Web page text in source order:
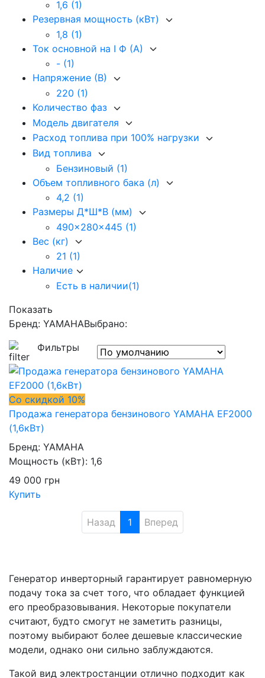
1,6 (1)
Резервная мощность (кВт)
1,8 (1)
Ток основной на I Ф (А)
- (1)
Напряжение (В)
220 (1)
Количество фаз
Модель двигателя
Расход топлива при 100% нагрузки
Вид топлива
Бензиновый (1)
Объем топливного бака (л)
4,2 (1)
Размеры Д*Ш*В (мм)
490x280x445 (1)
Вес (кг)
21 (1)
Наличие
Есть в наличии(1)
Показать
Бренд: YAMAHAВыбрано:
Фильтры
Со скидкой 10%
Продажа генератора бензинового YAMAHA EF2000
(1,6кВт)
Бренд: YAMAHA
Мощность (кВт): 1,6
49 000 грн
Купить
Назад 1 Вперед
Генератор инверторный гарантирует равномерную
подачу тока за счет того, что обладает функцией
его преобразовывания. Некоторые покупатели
считают, будто смогут не заметить разницы,
поэтому выбирают более дешевые классические
модели, однако они сильно заблуждаются.
Такой вид электростанции отлично подходит как